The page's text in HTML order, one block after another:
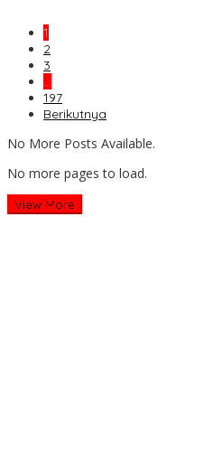
1
2
3
…
197
Berikutnya
No More Posts Available.
No more pages to load.
View More